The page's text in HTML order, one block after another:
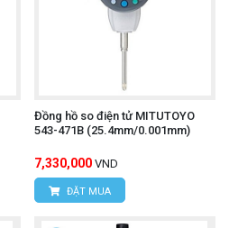
Đồng hồ so điện tử MITUTOYO
543-471B (25.4mm/0.001mm)
7,330,000 VND
ĐẶT MUA